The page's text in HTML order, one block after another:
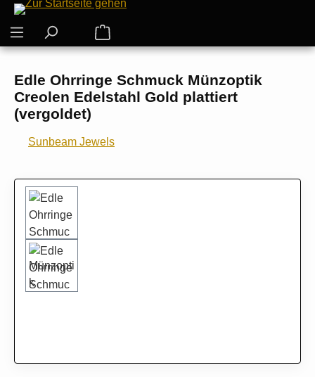
Zum Hauptinhalt springen
Warenkorb enthält 0 Positionen. Der
Edle Ohrringe Schmuck Münzoptik
Creolen Edelstahl Gold plattiert
(vergoldet)
Sunbeam Jewels
Bildergalerie überspringen